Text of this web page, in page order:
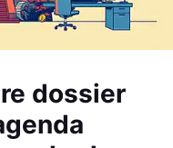
dossier